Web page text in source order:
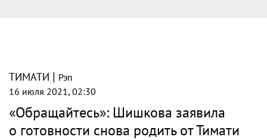
ТИМАТИ | Рэп
16 июля 2021, 02:30
«Обращайтесь»: Шишкова заявила
о готовности снова родить от Тимати